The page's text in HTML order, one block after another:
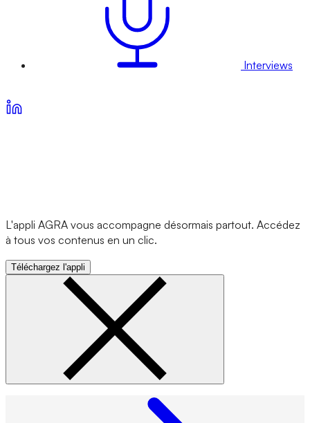
Interviews
L'appli AGRA vous accompagne désormais partout. Accédez
à tous vos contenus en un clic.
Téléchargez l'appli